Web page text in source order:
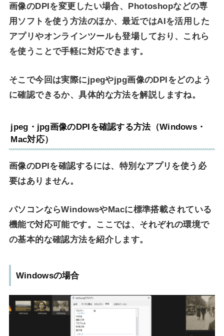
画像のDPIを変更したい場合、Photoshopなどの専
用ソフトを使う方法のほか、最近ではAIを活用した
アプリやオンラインツールも登場しており、これら
を使うことで手軽に対応できます。
そこで今回は実際にjpegやjpg画像のDPIをどのよう
に確認できるか、具体的な方法を解説しますね。
jpeg・jpg画像のDPIを確認する方法（Windows・
Mac対応）
画像のDPIを確認するには、特別なアプリを使う必
要はありません。
パソコンならWindowsやMacに標準搭載されている
機能で対応可能です。ここでは、それぞれの環境で
の基本的な確認方法を紹介します。
Windowsの場合